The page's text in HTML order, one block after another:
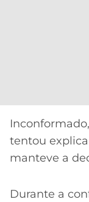
tentou
manteve a
Durante a